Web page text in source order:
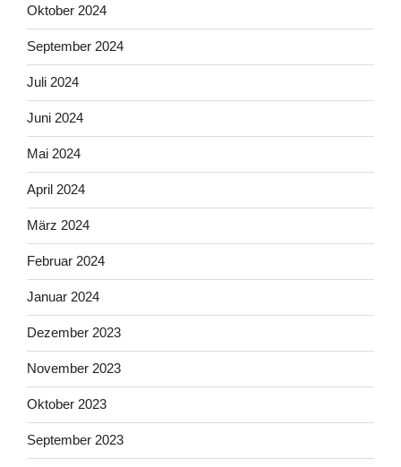
Oktober 2024
September 2024
Juli 2024
Juni 2024
Mai 2024
April 2024
März 2024
Februar 2024
Januar 2024
Dezember 2023
November 2023
Oktober 2023
September 2023